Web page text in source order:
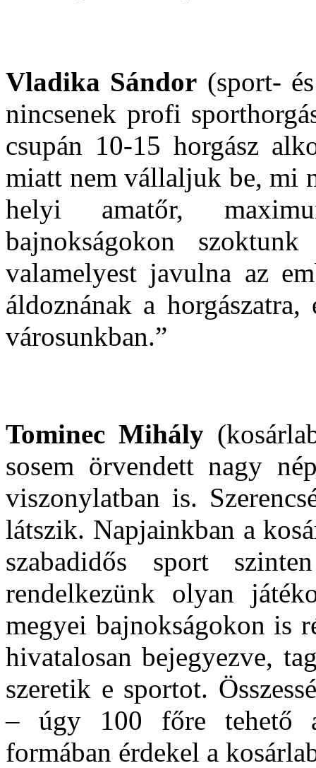
Vladika Sándor (sport-
nincsenek profi
csupán 10-15 horgász
miatt nem vállaljuk be, mi
helyi amatőr,
bajnokságokon
valamelyest javulna az
áldoznának a
városunkban.”
Tominec Mihály
sosem örvendett nagy
viszonylatban is.
látszik. Napjainkban a
szabadidős sport
rendelkezünk olyan
megyei bajnokságokon is
hivatalosan bejegyezve,
szeretik e sportot.
– úgy 100 főre tehető
formában érdekel a